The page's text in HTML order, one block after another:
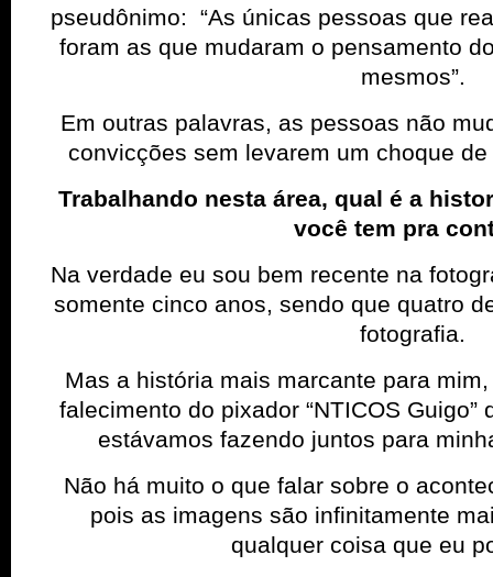
pseudônimo: “As únicas pessoas que
foram as que mudaram o pensamento
mesmos”.
Em outras palavras, as pessoas não
convicções sem levarem um choque
Trabalhando nesta área, qual é a
você tem pra
Na verdade eu sou bem recente na
somente cinco anos, sendo que quatro
fotografia.
Mas a história mais marcante para
falecimento do pixador “NTICOS
estávamos fazendo juntos para
Não há muito o que falar sobre o
pois as imagens são infinitamente
qualquer coisa que eu